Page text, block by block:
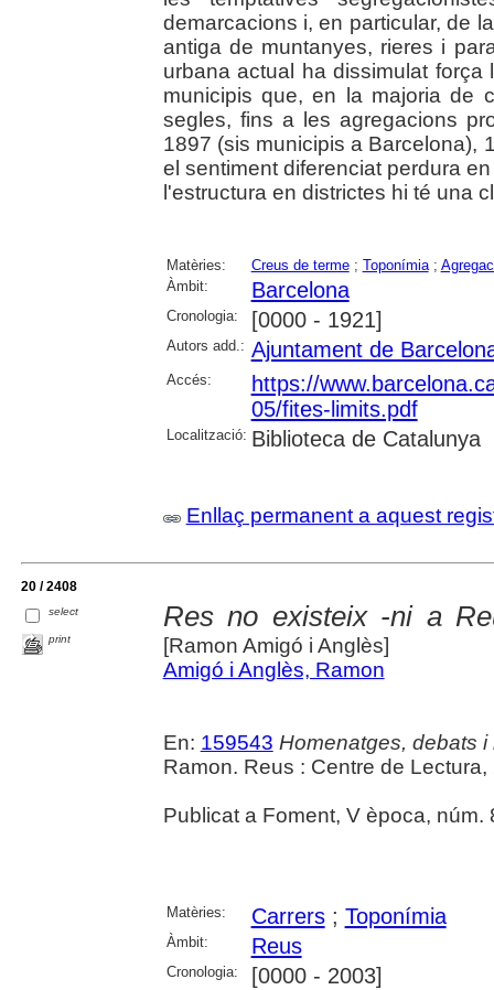
demarcacions i, en particular, de
antiga de muntanyes, rieres i
urbana actual ha dissimulat
municipis que, en la majoria de
segles, fins a les agregacions
1897 (sis municipis a Barcelona),
el sentiment diferenciat perdura
l'estructura en districtes hi té una
Matèries: Creus de terme; Toponímia;
Àmbit:
Barcelona
Cronologia: [0000 - 1921]
Autors add.: Ajuntament de
Accés:
https://
05/fites-limits.pdf
Localització: Biblioteca de Catalunya
Enllaç permanent a aquest
20 / 2408
select
print
Res no existeix -ni a
[Ramon Amigó i Anglès]
Amigó i Anglès, Ramon
En: 159543 Homenatges, debats
Ramon. Reus : Centre de
Publicat a Foment, V època, núm.
Matèries: Carrers; Toponímia
Àmbit: Reus
Cronologia: [0000 - 2003]